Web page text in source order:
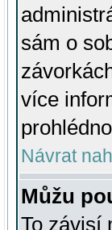
sám o
více
Návrat
Můžu
To závisí